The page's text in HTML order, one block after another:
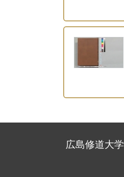
広島修道大学